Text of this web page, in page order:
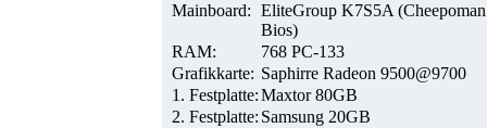
Mainboard: EliteGroup K7S5A
Bios)
RAM:
768 PC-133
Grafikkarte: Saphirre Radeon 9500@9700
1. Festplatte:Maxtor 80GB
2. Festplatte: Samsung 20GB